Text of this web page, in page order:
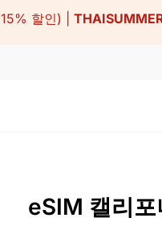
15% 할인) |
eSIM 캘리포